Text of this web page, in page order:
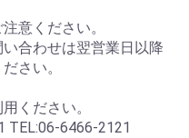
意ください。
合わせは翌営業日以降
さい。
ください。
TEL:06-6466-2121